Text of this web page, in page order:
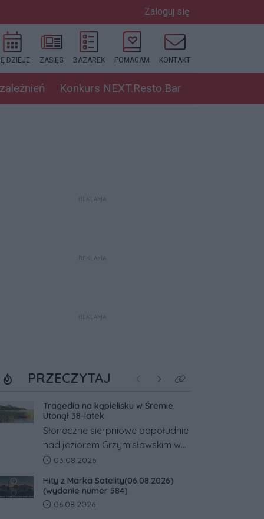
Zaloguj się
DZIEJE ZASIĘG BAZAREK POMAGAM KONTAKT
Konkurs NEXT.Resto.Bar
REKLAMA
REKLAMA
REKLAMA
PRZECZYTAJ Poprzednie
NastępneKliknij aby zobaczyć
Tragedia na kąpielisku w Śremie.
Utonął 38-latek
Słoneczne sierpniowe popołudnie
nad jeziorem Grzymisławskim w
powiecie śremskim zakończyło
zdołały odwrócić nawet
natychmiastowe działania służb
Data dodania artykułu:
03.08.2026
Hity z Marka Satelity(06.08.2026)
(wydanie numer 584)
Data dodania artykułu:
06.08.2026